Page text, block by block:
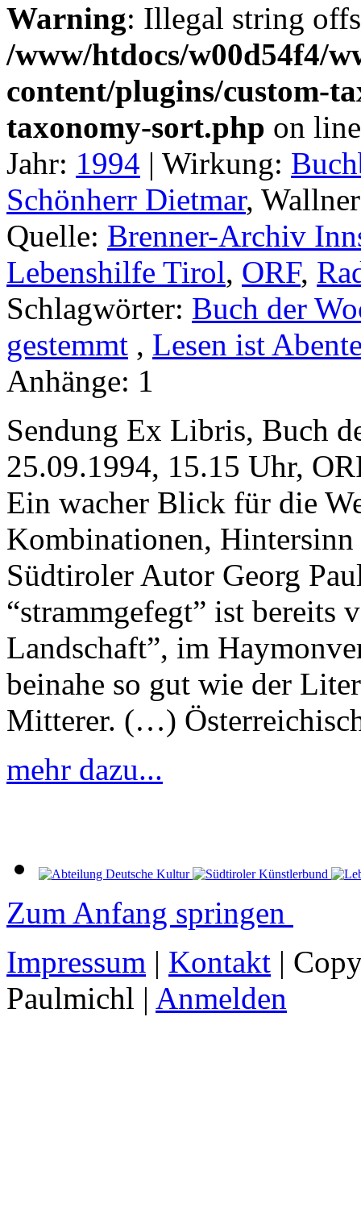
Warning: Illegal string
/www/htdocs/w00d54f4/
content/plugins/custom-
taxonomy-sort.php on
Jahr: 1994 | Wirkung:
Schönherr Dietmar,
Quelle: Brenner-Archiv
Lebenshilfe Tirol, ORF,
Schlagwörter: Buch der
gestemmt , Lesen ist
Anhänge: 1
Sendung Ex Libris, Buch
25.09.1994, 15.15 Uhr,
Ein wacher Blick für die
Kombinationen,
Südtiroler Autor Georg
“strammgefegt” ist bereits
Landschaft”, im
beinahe so gut wie der
Mitterer. (…)
mehr dazu...
Zum Anfang springen
Impressum | Kontakt |
Paulmichl | Anmelden